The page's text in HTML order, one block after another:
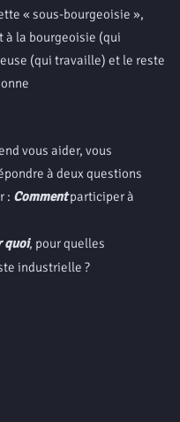
« sous-bourgeoisie »,
la bourgeoisie (qui
(qui travaille) et le reste
vous aider, vous
à deux questions
: Commentparticiper à
quoi, pour quelles
industrielle ?